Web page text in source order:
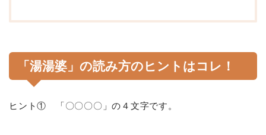
「湯湯婆」の読み方のヒントはコレ！
ヒント① 「〇〇〇〇」の４文字です。